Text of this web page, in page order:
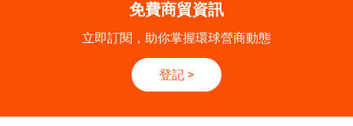
免費商貿資訊
立即訂閱，助你掌握環球營商動態
登記 >